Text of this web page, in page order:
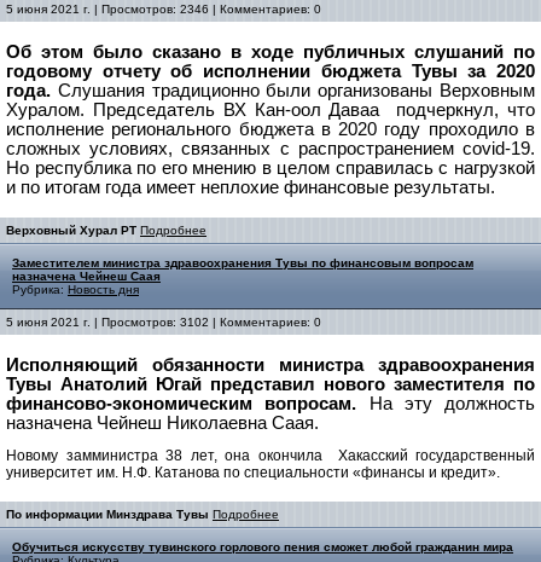
5 июня 2021 г. | Просмотров: 2346 | Комментариев: 0
Об этом было сказано в ходе публичных слушаний по
годовому отчету об исполнении бюджета Тувы за 2020
года. Слушания традиционно были организованы Верховным
Хуралом.
Председатель ВХ Кан-оол Даваа подчеркнул, что
исполнение регионального бюджета в 2020 году проходило в
сложных условиях, связанных с распространением covid-19.
Но республика по его мнению в целом справилась с нагрузкой
и по итогам года имеет неплохие финансовые результаты.
Верховный Хурал РТ Подробнее
Заместителем министра здравоохранения Тувы по финансовым вопросам
назначена Чейнеш Саая
Рубрика: Новость дня
5 июня 2021 г. | Просмотров: 3102 | Комментариев: 0
Исполняющий обязанности министра здравоохранения
Тувы Анатолий Югай представил нового заместителя по
финансово-экономическим вопросам. На эту должность
назначена Чейнеш Николаевна Саая.
Новому замминистра 38 лет, она окончила Хакасский государственный
университет им. Н.Ф. Катанова по специальности «финансы и кредит».
По информации Минздрава Тувы Подробнее
Обучиться искусству тувинского горлового пения сможет любой гражданин мира